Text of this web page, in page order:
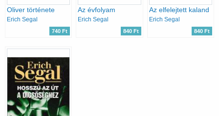
Oliver története
Erich Segal
740 Ft
Az évfolyam
Erich Segal
840 Ft
Az elfelejtett kaland
Erich Segal
840 Ft